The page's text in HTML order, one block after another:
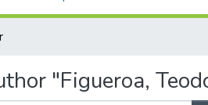
"Figueroa,